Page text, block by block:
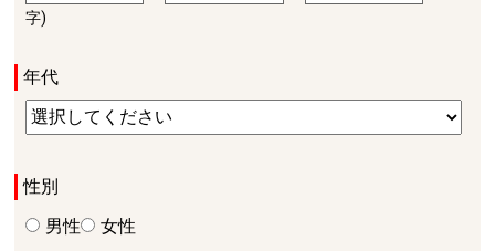
字)
年代
性別
男性
女性